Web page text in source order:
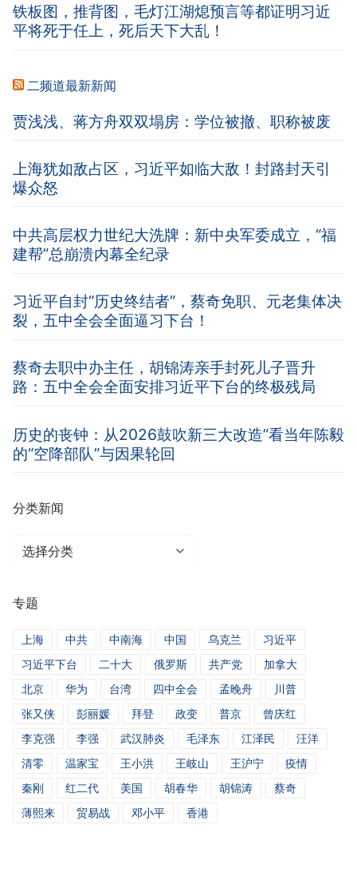
铁板图，推背图，毛灯江湖熄预言等都证明习近
平将死于任上，死后天下大乱！
二频道最新新闻
贾浅浅、蒋方舟双双塌房：学位被撤、职称被废
上海犹如敌占区，习近平如临大敌！封路封天引
爆众怒
中共高层权力世纪大洗牌：新中央军委成立，“福
建帮”总崩溃内幕全纪录
习近平自封“历史终结者”，蔡奇免职、元老集体决
裂，五中全会全面逼习下台！
蔡奇去职中办主任，胡锦涛亲手封死儿子晋升
路：五中全会全面安排习近平下台的终极残局
历史的丧钟：从2026鼓吹新三大改造”看当年陈毅
的“空降部队”与因果轮回
分类新闻
分
闻
专题
上海 中共 中南海 中国 乌克兰
习近平
习近平下台
二十大 俄罗斯 共产党
加拿大
北京
华为 台湾 四中全会 孟晚舟
川普
张又侠
彭丽媛 拜登 政变 普京
曾庆红
李克强
李强 武汉肺炎 毛泽东 江泽民
汪洋
清零
温家宝 王小洪 王岐山 王沪宁
疫情
秦刚
红二代 美国 胡春华 胡锦涛
蔡奇
薄熙来
贸易战 邓小平 香港